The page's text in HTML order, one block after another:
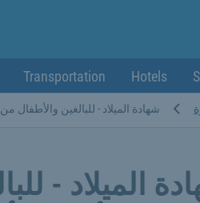
Hotels
Transportation
شهادة الميلاد - للبالغين والأطفال من
الميلاد -